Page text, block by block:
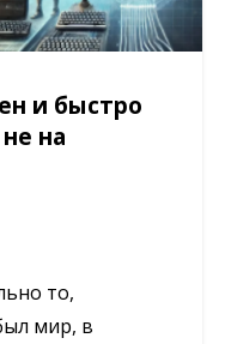
и быстро
на
то,
мир, в